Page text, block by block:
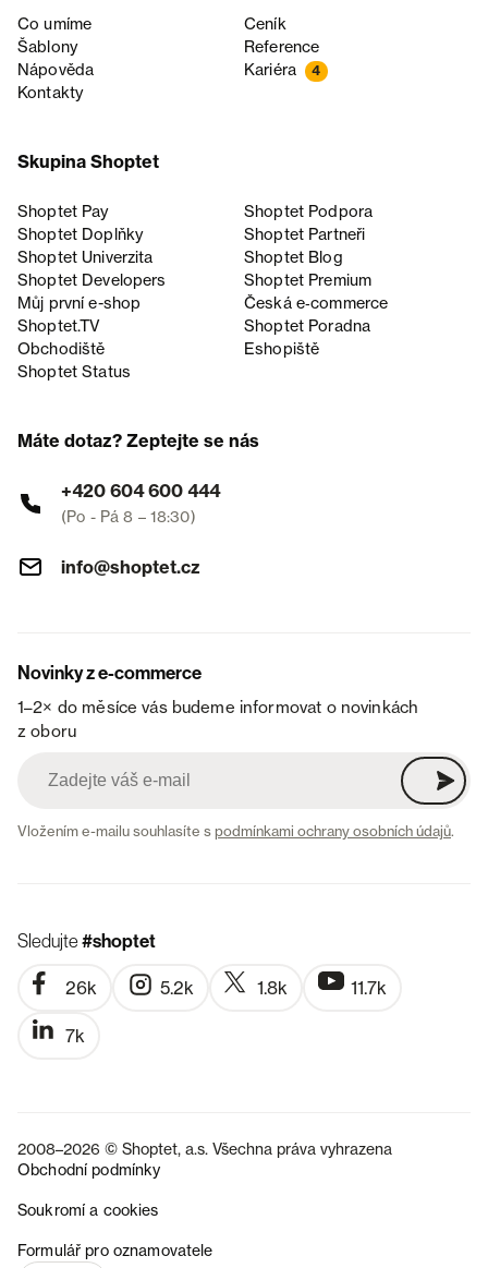
Co umíme
Ceník
Šablony
Reference
Nápověda
Kariéra 4
Kontakty
Skupina Shoptet
Shoptet Pay
Shoptet Podpora
Shoptet Doplňky
Shoptet Partneři
Shoptet Univerzita
Shoptet Blog
Shoptet Developers
Shoptet Premium
Můj první e-shop
Česká e‑commerce
Shoptet.TV
Shoptet Poradna
Obchodiště
Eshopiště
Shoptet Status
Máte dotaz? Zeptejte se nás
+420 604 600 444
(Po - Pá 8 – 18:30)
info@shoptet.cz
Novinky z e-commerce
1–2× do měsíce vás budeme informovat o novinkách
z oboru
Vložením e-mailu souhlasíte spodmínkami ochrany osobních údajů.
Sledujte#shoptet
26k 5.2k 1.8k 11.7k
7k
2008–2026 © Shoptet, a.s. Všechna práva vyhrazena
Obchodní podmínky
Soukromí a cookies
Formulář pro oznamovatele